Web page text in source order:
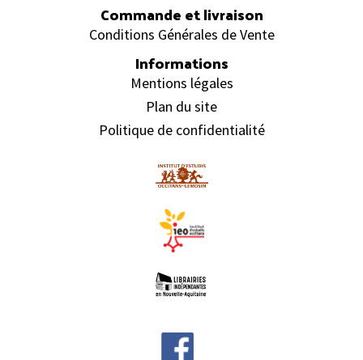
Commande et livraison
Conditions Générales de Vente
Informations
Mentions légales
Plan du site
Politique de confidentialité